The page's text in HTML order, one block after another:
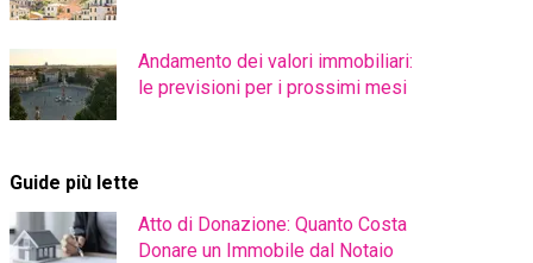
Andamento dei valori immobiliari:
le previsioni per i prossimi mesi
Guide più lette
Atto di Donazione: Quanto Costa
Donare un Immobile dal Notaio